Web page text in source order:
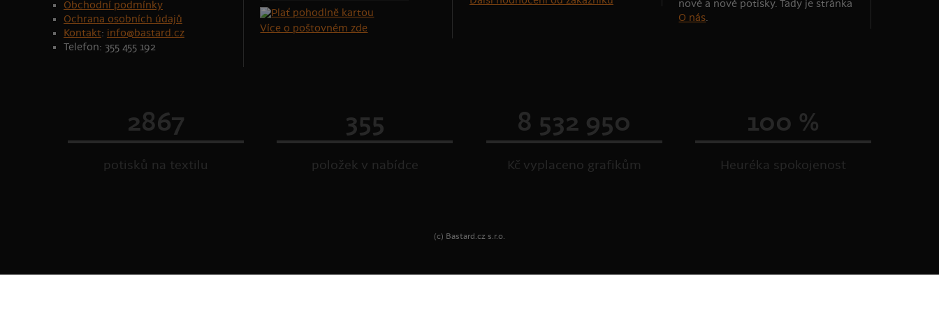
Obchodní podmínky
Ochrana osobních údajů
Kontakt: info@bastard.cz
Telefon: 355 455 192
Více o poštovném zde
nové a nové potisky. Tady je stránka
O nás.
2867
potisků na textilu
355
položek v nabídce
8 532 950
Kč vyplaceno grafikům
100 %
Heuréka spokojenost
(c) Bastard.cz s.r.o.